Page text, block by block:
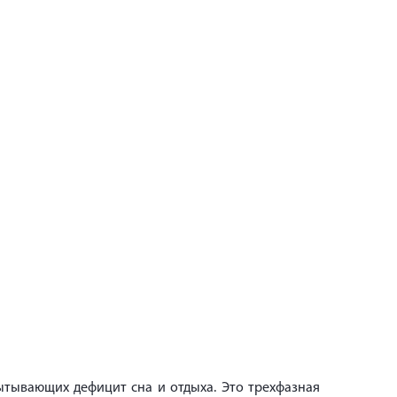
дефицит сна и отдыха. Это трехфазная